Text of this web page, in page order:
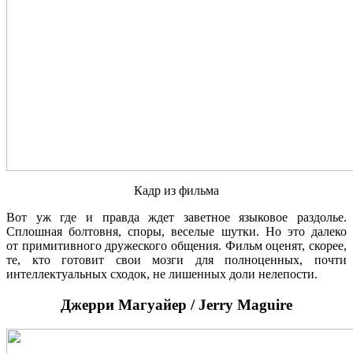
Кадр из фильма
Вот уж где и правда ждет заветное языковое раздолье.
Сплошная болтовня, споры, веселые шутки. Но это далеко
от примитивного дружеского общения. Фильм оценят, скорее,
те, кто готовит свои мозги для полноценных, почти
интеллектуальных сходок, не лишенных доли нелепости.
Джерри Магуайер / Jerry Maguire